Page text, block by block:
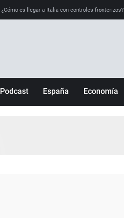
¿Cómo es llegar a Italia con controles fronterizos?
Podcast España Economía